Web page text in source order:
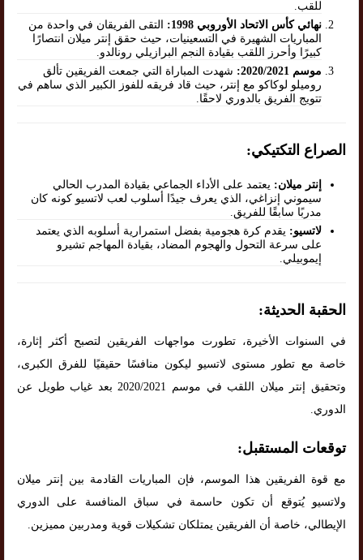
للقب.
نهائي كأس الاتحاد الأوروبي 1998:
التقى الفريقان في واحدة من
المباريات الشهيرة في التسعينيات، حيث حقق إنتر ميلان انتصارًا
كبيرًا وأحرز اللقب بقيادة النجم البرازيلي رونالدو.
موسم 2020/2021:
شهدت المباراة التي جمعت الفريقين تألق
روميلو لوكاكو مع إنتر، حيث قاد فريقه للفوز الكبير الذي ساهم في
تتويج الفريق بالدوري لاحقًا.
الصراع التكتيكي:
إنتر ميلان: يعتمد على الأداء الجماعي بقيادة المدرب الحالي
سيموني إنزاغي، الذي يعرف جيدًا أسلوب لعب لاتسيو كونه كان
مدربًا سابقًا للفريق.
لاتسيو: يقدم كرة هجومية بفضل استمرارية أسلوبه الذي يعتمد
على سرعة التحول والهجوم المضاد، بقيادة المهاجم تشيرو
إيموبيلي.
الحقبة الحديثة:
في السنوات الأخيرة، تطورت مواجهات الفريقين لتصبح أكثر إثارة،
خاصة مع تطور مستوى لاتسيو ليكون منافسًا حقيقيًا للفرق الكبرى،
وتحقيق إنتر ميلان اللقب في موسم 2020/2021 بعد غياب طويل عن
الدوري.
توقعات المستقبل:
مع قوة الفريقين هذا الموسم، فإن المباريات القادمة بين إنتر ميلان
ولاتسيو يُتوقع أن تكون حاسمة في سباق المنافسة على الدوري
الإيطالي، خاصة أن الفريقين يمتلكان تشكيلات قوية ومدربين مميزين.